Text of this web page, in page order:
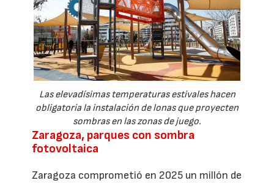
Las elevadísimas temperaturas estivales hacen
obligatoria la instalación de lonas que proyecten
sombras en las zonas de juego.
Zaragoza, parques con sombra
fotovoltaica
Zaragoza comprometió en 2025 un millón de